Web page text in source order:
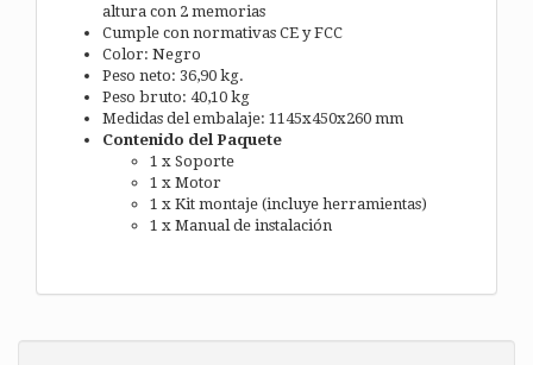
altura con 2 memorias
Cumple con normativas CE y FCC
Color: Negro
Peso neto: 36,90 kg.
Peso bruto: 40,10 kg
Medidas del embalaje: 1145x450x260 mm
Contenido del Paquete
1 x Soporte
1 x Motor
1 x Kit montaje (incluye herramientas)
1 x Manual de instalación